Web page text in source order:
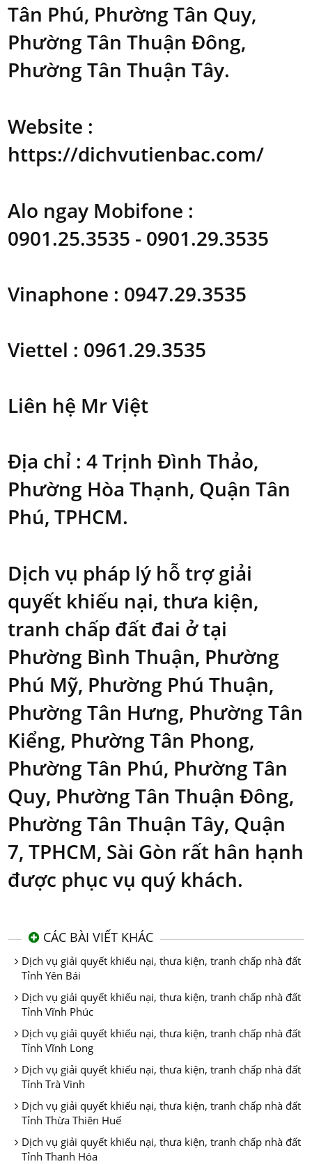
Tân Phú, Phường Tân Quy,
Phường Tân Thuận Đông,
Phường Tân Thuận Tây.
Website :
https://dichvutienbac.com/
Alo ngay Mobifone :
0901.25.3535 - 0901.29.3535
Vinaphone : 0947.29.3535
Viettel : 0961.29.3535
Liên hệ Mr Việt
Địa chỉ : 4 Trịnh Đình Thảo,
Phường Hòa Thạnh, Quận Tân
Phú, TPHCM.
Dịch vụ pháp lý hỗ trợ giải
quyết khiếu nại, thưa kiện,
tranh chấp đất đai ở tại
Phường Bình Thuận, Phường
Phú Mỹ, Phường Phú Thuận,
Phường Tân Hưng, Phường Tân
Kiểng, Phường Tân Phong,
Phường Tân Phú, Phường Tân
Quy, Phường Tân Thuận Đông,
Phường Tân Thuận Tây, Quận
7, TPHCM, Sài Gòn rất hân hạnh
được phục vụ quý khách.
CÁC BÀI VIẾT KHÁC
Dịch vụ giải quyết khiếu nại, thưa kiện, tranh chấp nhà đất
Tỉnh Yên Bái
Dịch vụ giải quyết khiếu nại, thưa kiện, tranh chấp nhà đất
Tỉnh Vĩnh Phúc
Dịch vụ giải quyết khiếu nại, thưa kiện, tranh chấp nhà đất
Tỉnh Vĩnh Long
Dịch vụ giải quyết khiếu nại, thưa kiện, tranh chấp nhà đất
Tỉnh Trà Vinh
Dịch vụ giải quyết khiếu nại, thưa kiện, tranh chấp nhà đất
Tỉnh Thừa Thiên Huế
Dịch vụ giải quyết khiếu nại, thưa kiện, tranh chấp nhà đất
Tỉnh Thanh Hóa